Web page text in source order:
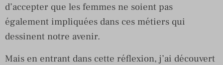
d’accepter que les femmes ne soient pas
également impliquées dans ces métiers qui
dessinent notre avenir.
Mais en entrant dans cette réflexion, j’ai découvert